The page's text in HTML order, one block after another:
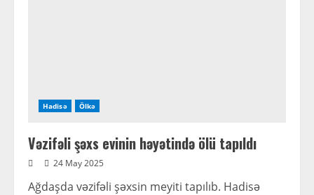
Hadisə Ölkə
Vəzifəli şəxs evinin həyətində ölü tapıldı
24 May 2025
Ağdaşda vəzifəli şəxsin meyiti tapılıb. Hadisə